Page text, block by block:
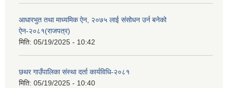
आधारभुत तथा माध्यमिक ऐन, २०७५ लाई संसोधन उर्न बनेको
ऐन-२०८१(राजपत्र)
मिति: 05/19/2025 - 10:42
छथर गाउँपालिका संस्था दर्ता कार्यविधि-२०८१
मिति: 05/19/2025 - 10:40